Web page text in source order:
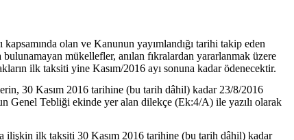
olan ve Kanunun yayımlandığı tarihi takip eden
mükellefler, anılan fıkralardan yararlanmak üzere
ilk taksiti yine Kasım/2016 ayı sonuna kadar ödenecektir.
30 Kasım 2016 tarihine (bu tarih dâhil) kadar 23/8/2016
Genel Tebliği ekinde yer alan dilekçe (Ek:4/A) ile yazılı olarak
ilişkin ilk taksiti 30 Kasım 2016 tarihine (bu tarih dâhil) kadar